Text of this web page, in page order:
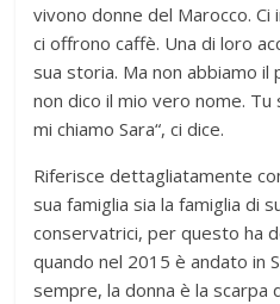
vivono donne del Marocco.
ci offrono caffè. Una di loro
sua storia. Ma non abbiamo il
non dico il mio vero nome.
mi chiamo Sara“, ci dice.
Riferisce dettagliatamente
sua famiglia sia la famiglia di
conservatrici, per questo ha
quando nel 2015 è andato in
sempre, la donna è la scarpa